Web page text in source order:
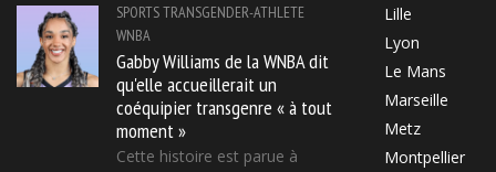
SPORTSTRANSGENDER-ATHLETE
WNBA
Gabby Williams de la WNBA dit
qu'elle accueillerait un
coéquipier transgenre « à tout
moment »
Cette histoire est parue à
Lille
Lyon
Le Mans
Marseille
Metz
Montpellier